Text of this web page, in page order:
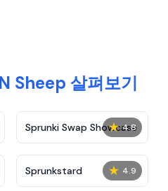
Sheep 살펴보기
★ 4.8
Sprunki Swap Showcase
★ 4.9
Sprunkstard